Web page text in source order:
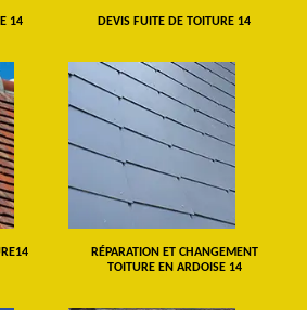
14 DEVIS FUITE DE TOITURE 14
RÉPARATION ET CHANGEMENT
TOITURE EN ARDOISE 14